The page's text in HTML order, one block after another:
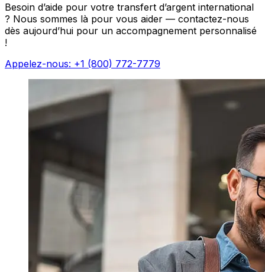
Besoin d’aide pour votre transfert d’argent international
? Nous sommes là pour vous aider — contactez-nous
dès aujourd’hui pour un accompagnement personnalisé
!
Appelez-nous: +1 (800) 772-7779